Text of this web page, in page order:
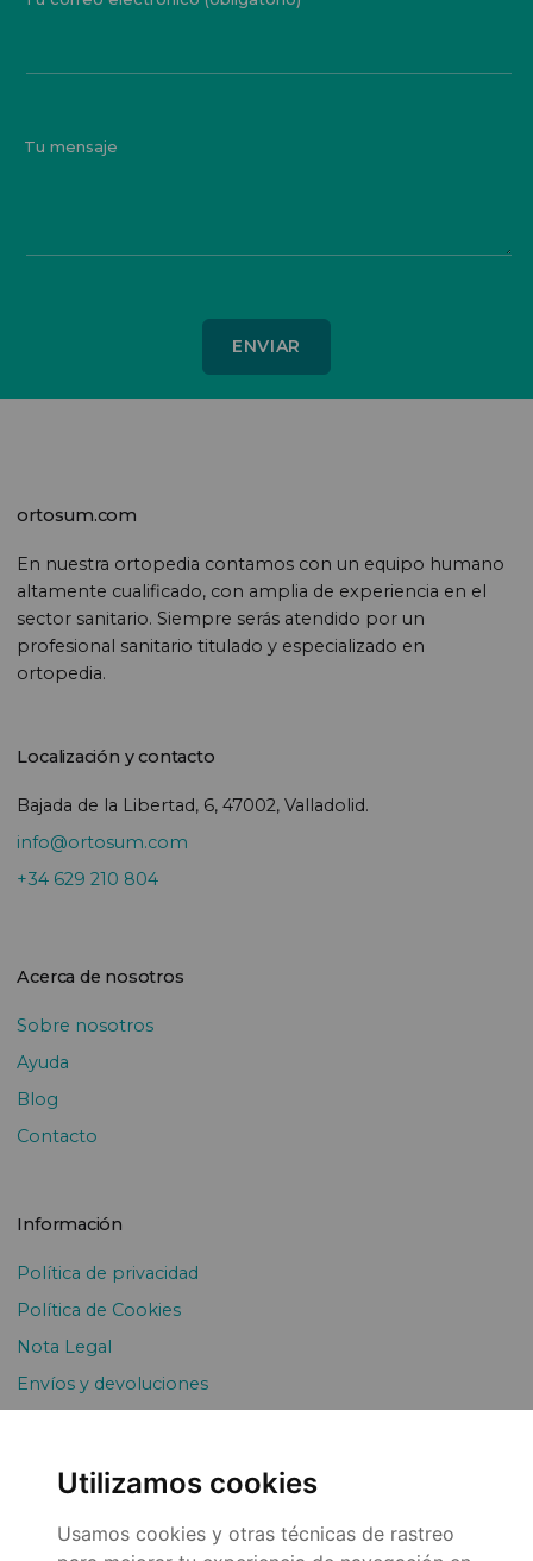
Utilizamos cookies
Usamos cookies y otras técnicas de rastreo
Tu mensaje
ortosum.com
En nuestra ortopedia contamos con un equipo humano
altamente cualificado, con amplia de experiencia en el
sector sanitario. Siempre serás atendido por un
profesional sanitario titulado y especializado en
ortopedia.
Localización y contacto
Bajada de la Libertad, 6, 47002, Valladolid.
info@ortosum.com
+34 629 210 804
Acerca de nosotros
Sobre nosotros
Ayuda
Blog
Contacto
Información
Política de privacidad
Política de Cookies
Nota Legal
Envíos y devoluciones